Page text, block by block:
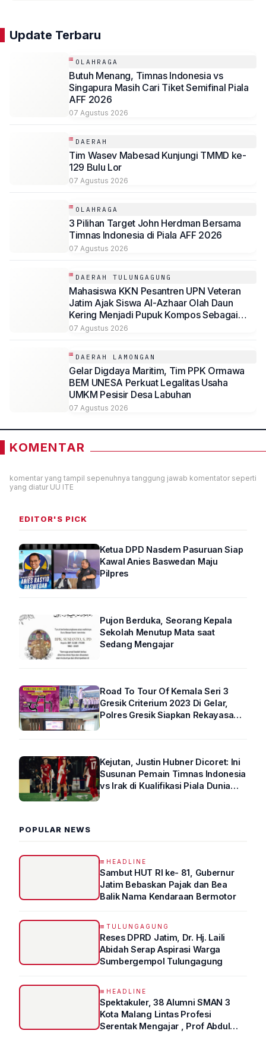
Update Terbaru
OLAHRAGA
Butuh Menang, Timnas Indonesia vs
Singapura Masih Cari Tiket Semifinal Piala
AFF 2026
07 Agustus 2026
DAERAH
Tim Wasev Mabesad Kunjungi TMMD ke-
129 Bulu Lor
07 Agustus 2026
OLAHRAGA
3 Pilihan Target John Herdman Bersama
Timnas Indonesia di Piala AFF 2026
07 Agustus 2026
DAERAH TULUNGAGUNG
Mahasiswa KKN Pesantren UPN Veteran
Jatim Ajak Siswa Al-Azhaar Olah Daun
Kering Menjadi Pupuk Kompos Sebagai
Solusi Ramah Lingkungan
07 Agustus 2026
DAERAH LAMONGAN
Gelar Digdaya Maritim, Tim PPK Ormawa
BEM UNESA Perkuat Legalitas Usaha
UMKM Pesisir Desa Labuhan
07 Agustus 2026
KOMENTAR
komentar yang tampil sepenuhnya tanggung jawab komentator seperti
yang diatur UU ITE
EDITOR'S PICK
Ketua DPD Nasdem Pasuruan Siap
Kawal Anies Baswedan Maju
Pilpres
Pujon Berduka, Seorang Kepala
Sekolah Menutup Mata saat
Sedang Mengajar
Road To Tour Of Kemala Seri 3
Gresik Criterium 2023 Di Gelar,
Polres Gresik Siapkan Rekayasa
Kejutan, Justin Hubner Dicoret: Ini
Susunan Pemain Timnas Indonesia
vs Irak di Kualifikasi Piala Dunia
POPULAR NEWS
HEADLINE
Sambut HUT RI ke- 81, Gubernur
Jatim Bebaskan Pajak dan Bea
Balik Nama Kendaraan Bermotor
TULUNGAGUNG
Reses DPRD Jatim, Dr. Hj. Laili
Abidah Serap Aspirasi Warga
Sumbergempol Tulungagung
HEADLINE
Spektakuler, 38 Alumni SMAN 3
Kota Malang Lintas Profesi
Serentak Mengajar , Prof Abdul